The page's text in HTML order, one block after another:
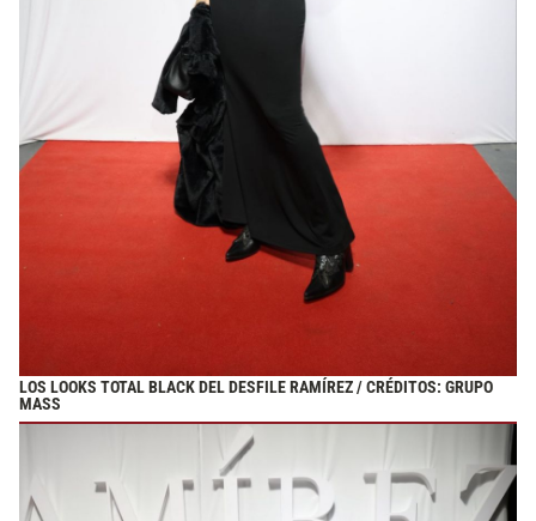
LOS LOOKS TOTAL BLACK DEL DESFILE RAMÍREZ / CRÉDITOS: GRUPO
MASS